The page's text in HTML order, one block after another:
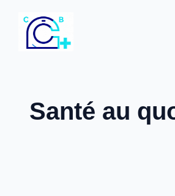
contenu
Santé au